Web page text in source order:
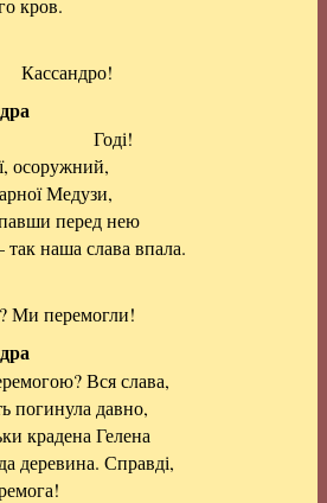
кров.
Кассандро!
Годі!
осоружний,
Медузи,
перед нею
так наша слава впала.
Ми перемогли!
Вся слава,
погинула давно,
крадена Гелена
деревина. Справді,